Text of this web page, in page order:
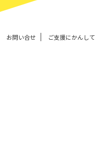
お問い合せ ご支援にかんして